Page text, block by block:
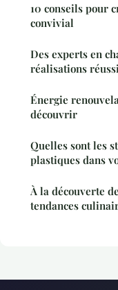
10 conseils pour
convivial
Des experts en
réalisations
Énergie
découvrir
Quelles sont les
plastiques dans
À la découverte
tendances